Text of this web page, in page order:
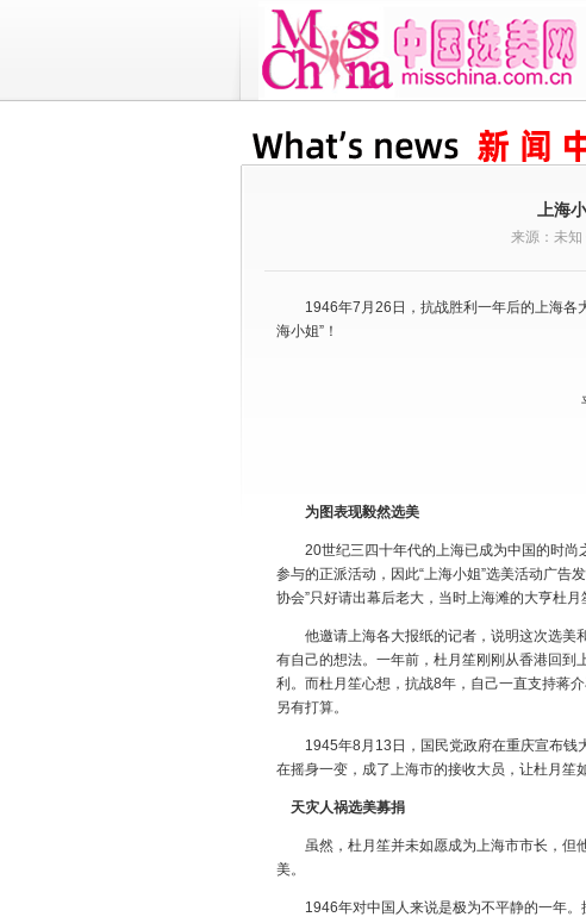
上海
来源：未
1946年7月26日，抗战胜利一年后的上海各
海小姐”！
为图表现毅然选美
20世纪三四十年代的上海已成为中国的时尚
参与的正派活动，因此“上海小姐”选美活动广
协会”只好请出幕后老大，当时上海滩的大亨杜月
他邀请上海各大报纸的记者，说明这次选美
有自己的想法。一年前，杜月笙刚刚从香港回
利。而杜月笙心想，抗战8年，自己一直支持蒋
另有打算。
1945年8月13日，国民党政府在重庆宣布钱
在摇身一变，成了上海市的接收大员，让杜月笙
天灾人祸选美募捐
虽然，杜月笙并未如愿成为上海市市长，但他
美。
1946年对中国人来说是极为不平静的一年。